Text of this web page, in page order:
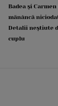
Badea și
mănâncă
Detalii neștiute
cuplu